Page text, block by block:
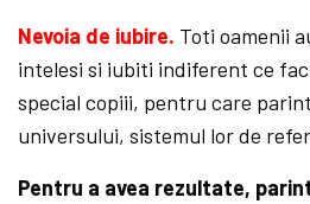
Nevoia de iubire. Toti oamenii
intelesi si iubiti indiferent ce
special copiii, pentru care
universului, sistemul lor de
Pentru a avea rezultate,